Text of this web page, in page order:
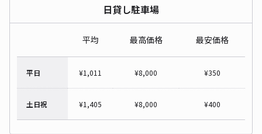
日貸し駐車場
平均 最高価格 最安価格
平日 ¥1,011 ¥8,000 ¥350
土日祝 ¥1,405 ¥8,000 ¥400